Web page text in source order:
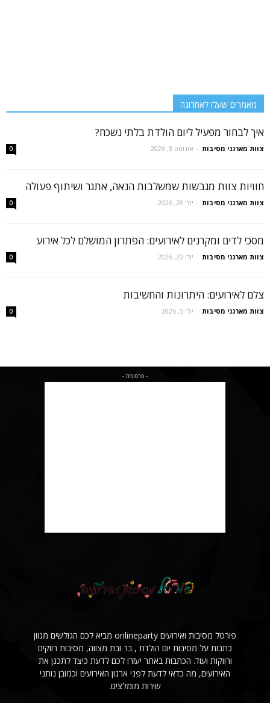
מאמרים שעלו לאחרונה
איך לבחור מפעיל ליום הולדת בלתי נשכח?
צוות מארגני מסיבות - אוגוסט 3, 2026 0
חוויות צוות מגבשות שמשלבות הנאה, אתגר ושיתוף פעולה
צוות מארגני מסיבות - יולי 28, 2026 0
מסכי לדים ומקרנים לאירועים: הפתרון המושלם לכל אירוע
צוות מארגני מסיבות - יולי 20, 2026 0
צלם לאירועים: היתרונות והחשיבות
צוות מארגני מסיבות - יולי 5, 2026 0
- פרסומת -
פורטל מסיבות ואירועים onlineparty מביא לכם הגולשים מגוון
כתבות על מסיבות יום הולדת , בר ובת מצווה, מסיבות רווקים
ורווקות ועוד. הכתבות באתר יעזרו לכם לדעת כיצד לתכנן את
האירועים, מה כדאי לדעת לפני ארגון האירועים וכמובן נותני
שירות מומלצים.